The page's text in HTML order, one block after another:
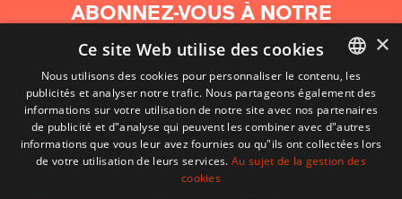
ABONNEZ-VOUS À NOTRE
NEWSLETTER
S'abonner
BASQUE
FRENCH
×
Ce site Web utilise des cookies
Nous utilisons des cookies pour personnaliser le contenu, les
publicités et analyser notre trafic. Nous partageons également des
informations sur votre utilisation de notre site avec nos partenaires
de publicité et d"analyse qui peuvent les combiner avec d"autres
informations que vous leur avez fournies ou qu"ils ont collectées lors
de votre utilisation de leurs services.Au sujet de la gestion des
cookies